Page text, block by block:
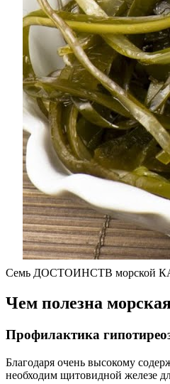
Семь ДОСТОИНСТВ морской
Чем полезна
Профилактика
Благодаря очень высокому
необходим щитовидной железе